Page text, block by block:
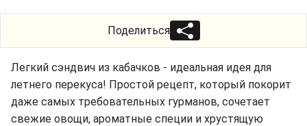
Поделиться
Легкий сэндвич из кабачков - идеальная идея для
летнего перекуса! Простой рецепт, который покорит
даже самых требовательных гурманов, сочетает
свежие овощи, ароматные специи и хрустящую